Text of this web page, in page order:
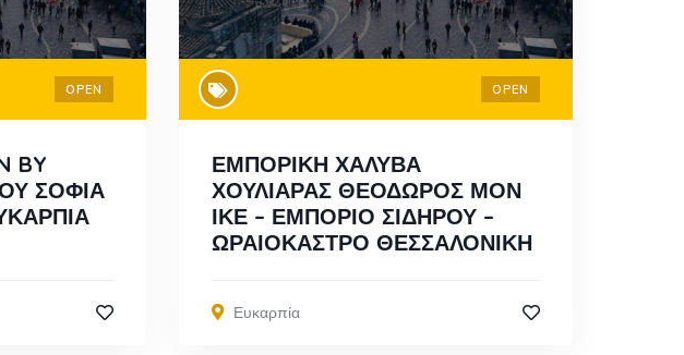
OPEN
BY
ΣΟΦΙΑ
OPEN
ΕΜΠΟΡΙΚΗ ΧΑΛΥΒΑ
ΧΟΥΛΙΑΡΑΣ ΘΕΟΔΩΡΟΣ ΜΟΝ
ΙΚΕ – ΕΜΠΟΡΙΟ ΣΙΔΗΡΟΥ –
ΩΡΑΙΟΚΑΣΤΡΟ ΘΕΣΣΑΛΟΝΙΚΗ
Ευκαρπία